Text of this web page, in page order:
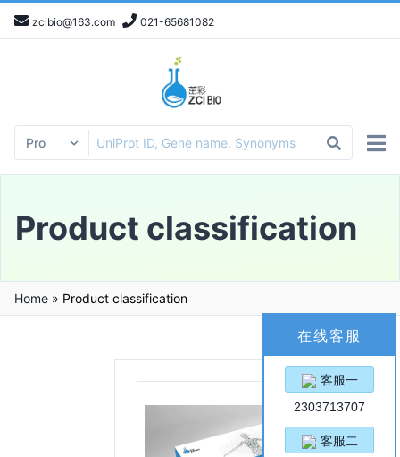
zcibio@163.com 021-65681082
Product classification
Home » Product classification
在线客服
客服一
2303713707
客服二